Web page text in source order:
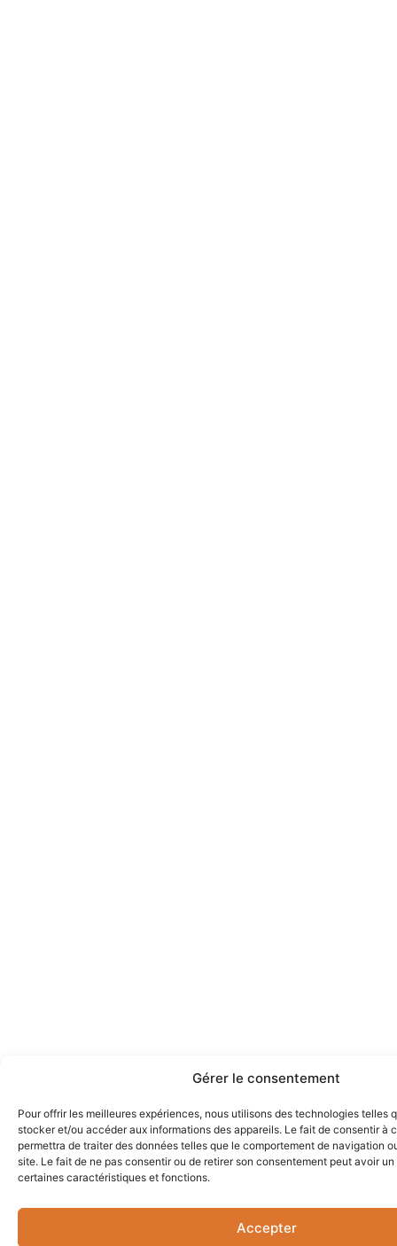
Gérer le consentement
Pour offrir les meilleures expériences, nous utilisons des technologies telles
stocker et/ou accéder aux informations des appareils. Le fait de consentir à
permettra de traiter des données telles que le comportement de navigation
site. Le fait de ne pas consentir ou de retirer son consentement peut avoir
certaines caractéristiques et fonctions.
Accepter